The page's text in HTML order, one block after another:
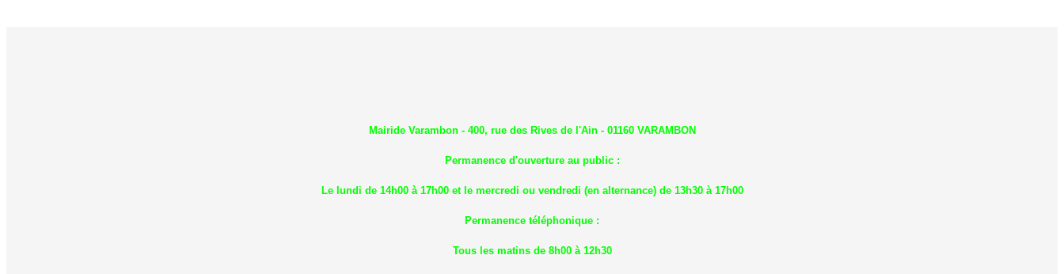
Mairide Varambon - 400, rue des Rives de l'Ain - 01160 VARAMBON
Permanence d'ouverture au public :
Le lundi de 14h00 à 17h00 et le mercredi ou vendredi (en alternance) de 13h30 à 17h00
Permanence téléphonique :
Tous les matins de 8h00 à 12h30